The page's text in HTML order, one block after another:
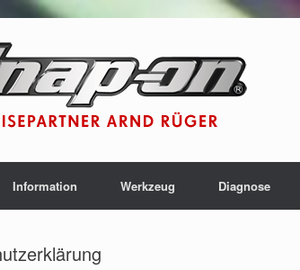
Information Werkzeug Diagnose